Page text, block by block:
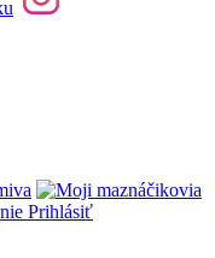
Prihlásiť